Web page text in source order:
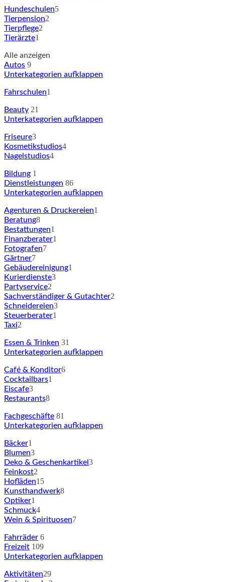
Hundeschulen5
Tierpension2
Tierpflege2
Tierärzte1
Alle anzeigen
Autos 9
Unterkategorien aufklappen
Fahrschulen1
Beauty 21
Unterkategorien aufklappen
Friseure3
Kosmetikstudios4
Nagelstudios4
Bildung 1
Dienstleistungen 86
Unterkategorien aufklappen
Agenturen & Druckereien1
Beratung8
Bestattungen1
Finanzberater1
Fotografen7
Gärtner7
Gebäudereinigung1
Kurierdienste3
Partyservice2
Sachverständiger & Gutachter2
Schneidereien3
Steuerberater1
Taxi2
Essen & Trinken 31
Unterkategorien aufklappen
Café & Konditor6
Cocktailbars1
Eiscafe3
Restaurants8
Fachgeschäfte 81
Unterkategorien aufklappen
Bäcker1
Blumen3
Deko & Geschenkartikel 3
Feinkost2
Hofläden15
Kunsthandwerk8
Optiker1
Schmuck4
Wein & Spirituosen7
Fahrräder 6
Freizeit 109
Unterkategorien aufklappen
Aktivitäten29